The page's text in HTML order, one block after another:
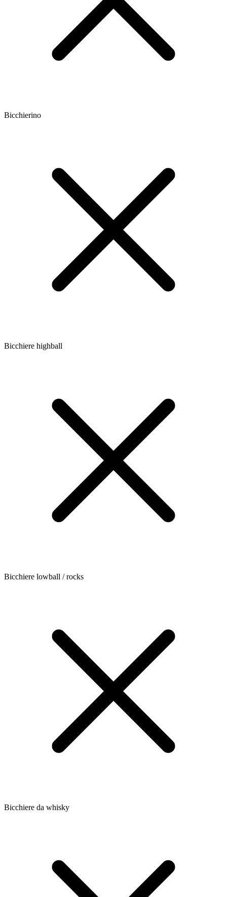
Bicchierino
Bicchiere highball
Bicchiere lowball / rocks
Bicchiere da whisky